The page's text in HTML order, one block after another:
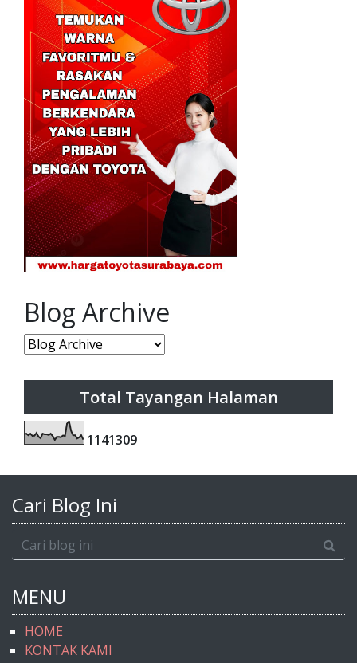
Blog Archive
Total Tayangan Halaman
1141309
Cari Blog Ini
MENU
HOME
KONTAK KAMI